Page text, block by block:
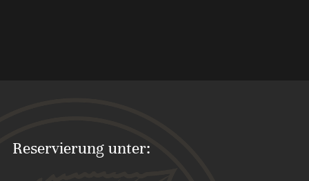
Reservierung unter: